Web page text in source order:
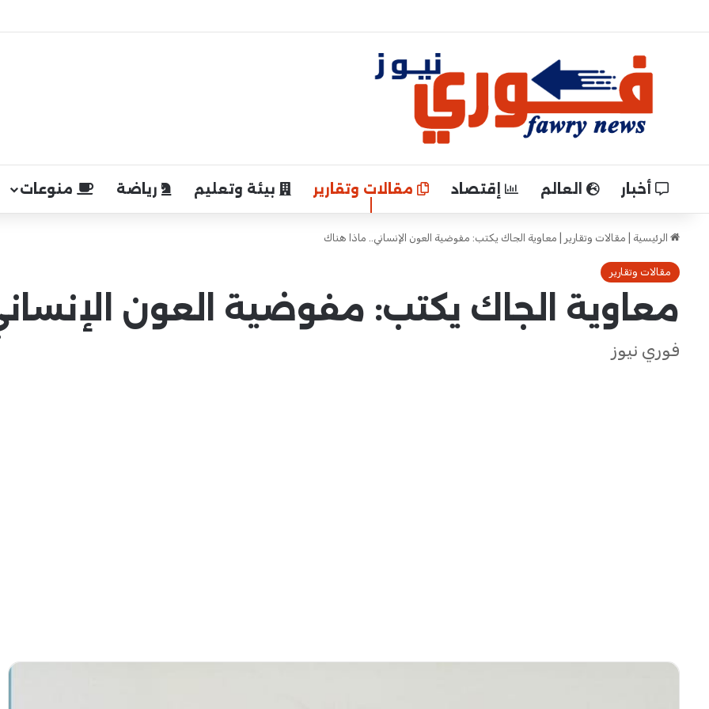
أخبار العالم إقتصاد مقالات وتقارير بيئة وتعليم رياضة منوعات
الرئيسية مقالات وتقارير معاوية الجاك يكتب: مفوضية العون الإنساني.. ماذا هناك
مقالات وتقارير
معاوية الجاك يكتب: مفوضية العون
فوري نيوز